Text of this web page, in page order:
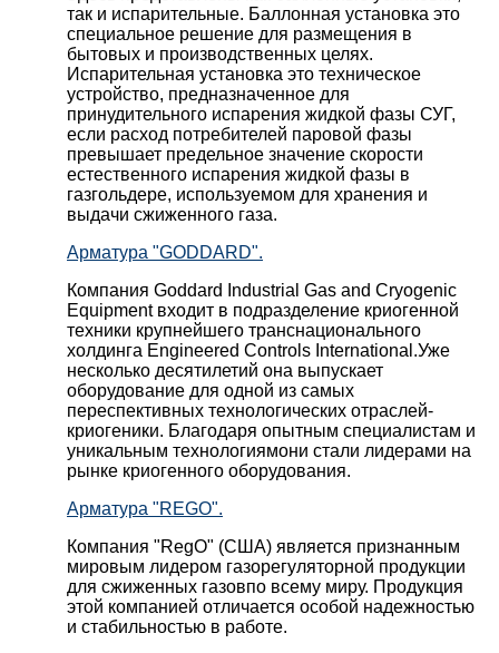
так и испарительные. Баллонная установка это
специальное решение для размещения в
бытовых и производственных целях.
Испарительная установка это техническое
устройство, предназначенное для
принудительного испарения жидкой фазы СУГ,
если расход потребителей паровой фазы
превышает предельное значение скорости
естественного испарения жидкой фазы в
газгольдере, используемом для хранения и
выдачи сжиженного газа.
Арматура "GODDARD".
Компания Goddard Industrial Gas and Cryogenic
Equipment входит в подразделение криогенной
техники крупнейшего транснационального
холдинга Engineered Controls International.Уже
несколько десятилетий она выпускает
оборудование для одной из самых
переспективных технологических отраслей-
криогеники. Благодаря опытным специалистам и
уникальным технологиямони стали лидерами на
рынке криогенного оборудования.
Арматура "REGO".
Компания "RegO" (США) является признанным
мировым лидером газорегуляторной продукции
для сжиженных газовпо всему миру. Продукция
этой компанией отличается особой надежностью
и стабильностью в работе.